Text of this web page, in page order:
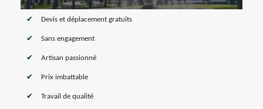
Devis et déplacement gratuits
Sans engagement
Artisan passionné
Prix imbattable
Travail de qualité